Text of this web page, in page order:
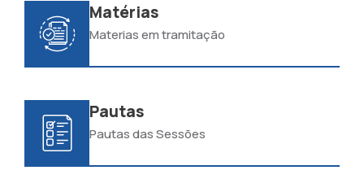
Matérias
Materias em tramitação
Pautas
Pautas das Sessões